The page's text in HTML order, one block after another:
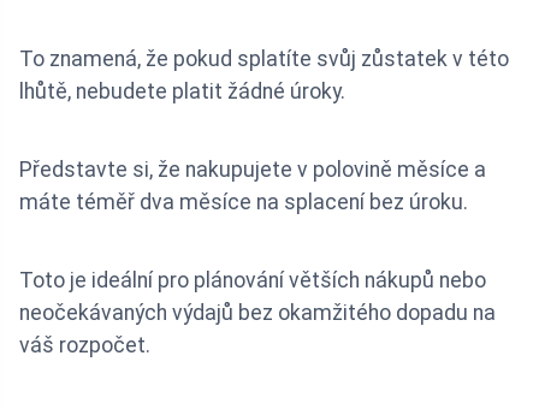
To znamená, že pokud splatíte svůj zůstatek v této
lhůtě, nebudete platit žádné úroky.
Představte si, že nakupujete v polovině měsíce a
máte téměř dva měsíce na splacení bez úroku.
Toto je ideální pro plánování větších nákupů nebo
neočekávaných výdajů bez okamžitého dopadu na
váš rozpočet.